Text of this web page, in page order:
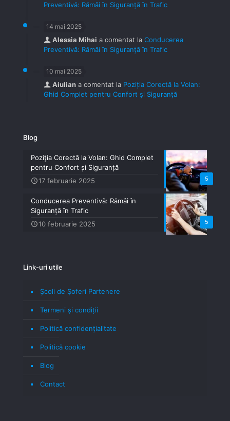
Preventivă: Rămâi în Siguranță în Trafic
14 mai 2025
Alessia Mihai a comentat la Conducerea
Preventivă: Rămâi în Siguranță în Trafic
10 mai 2025
Aiulian a comentat la Poziția Corectă la Volan:
Ghid Complet pentru Confort și Siguranță
Blog
5
Poziția Corectă la Volan: Ghid Complet
pentru Confort și Siguranță
17 februarie 2025
5
Conducerea Preventivă: Rămâi în
Siguranță în Trafic
10 februarie 2025
Link-uri utile
Școli de Șoferi Partenere
Termeni şi condiţii
Politică confidenţialitate
Politică cookie
Blog
Contact